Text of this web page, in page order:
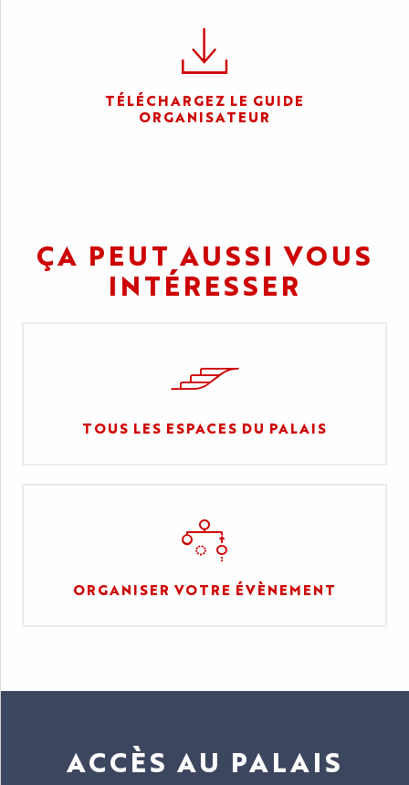
TÉLÉCHARGEZ LE GUIDE
ORGANISATEUR
ÇA PEUT AUSSI VOUS
INTÉRESSER
TOUS LES ESPACES DU PALAIS
ORGANISER VOTRE ÉVÈNEMENT
ACCÈS AU PALAIS